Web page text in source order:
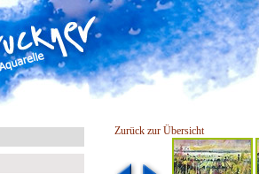
Zurück zur Übersicht